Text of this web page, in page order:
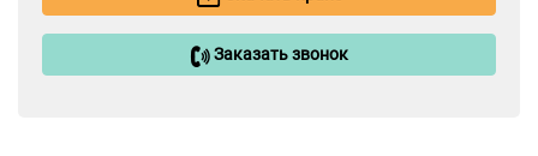
Заказать звонок